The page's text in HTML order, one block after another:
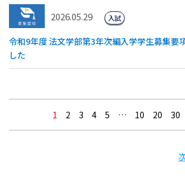
2026.05.29
令和9年度 法文学部第3年次編入学学生募集要
した
入試
1 2 3 4 5 … 10 20 30